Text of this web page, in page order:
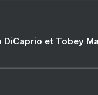
DiCaprio et Tobey